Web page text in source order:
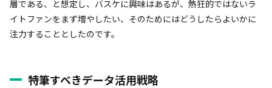
層である、と想定し、バスケに興味はあるが、熱狂的ではないラ
イトファンをまず増やしたい、そのためにはどうしたらよいかに
注力することとしたのです。
特筆すべきデータ活用戦略